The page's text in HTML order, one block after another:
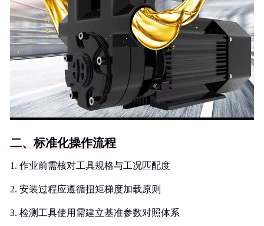
二、标准化操作流程
1. 作业前需核对工具规格与工况匹配度
2. 安装过程应遵循扭矩梯度加载原则
3. 检测工具使用需建立基准参数对照体系